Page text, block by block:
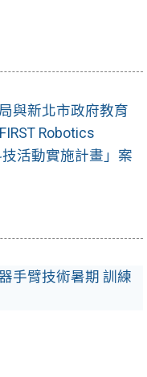
與新北市政府教育
Robotics
活動實施計畫」案
手臂技術暑期 訓練